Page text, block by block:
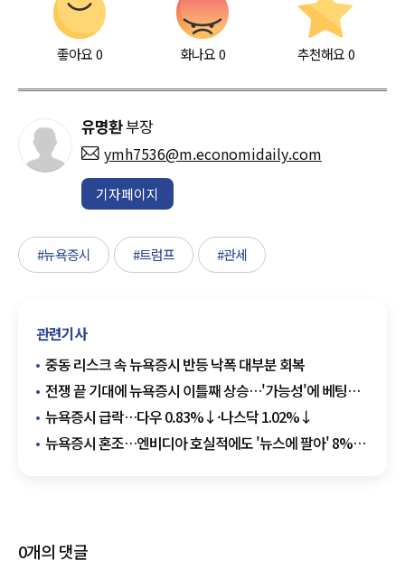
좋아요0 화나요0 추천해요 0
유명환부장
ymh7536@m.economidaily.com
기자페이지
#뉴욕증시 #트럼프 #관세
관련기사
중동 리스크 속 뉴욕증시 반등 낙폭 대부분 회복
전쟁 끝 기대에 뉴욕증시 이틀째 상승…'가능성'에 베팅한
시장
뉴욕증시 급락…다우 0.83%↓·나스닥 1.02%↓
뉴욕증시 혼조…엔비디아 호실적에도 '뉴스에 팔아' 8%
0개의 댓글